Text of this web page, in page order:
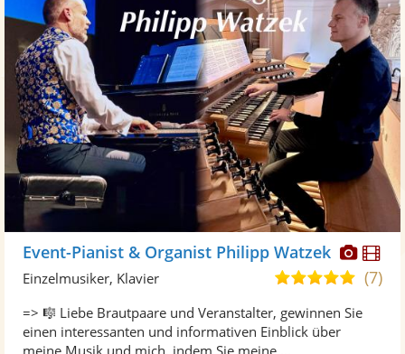
Fotos
Event-Pianist & Organist Philipp Watzek
5,0
5
(7)
Einzelmusiker, Klavier
=> 🎼 Liebe Brautpaare und Veranstalter, gewinnen Sie
einen interessanten und informativen Einblick über
meine Musik und mich, indem Sie meine ...